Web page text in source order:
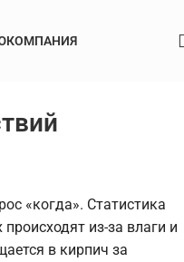
КОМПАНИЯ
«когда». Статистика
из-за влаги и
в кирпич за